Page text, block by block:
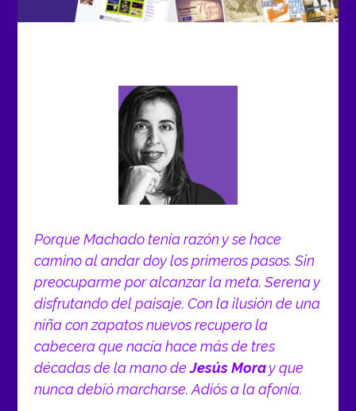
Porque Machado tenía razón y se hace
camino al andar doy los primeros pasos. Sin
preocuparme por alcanzar la meta. Serena y
disfrutando del paisaje. Con la ilusión de una
niña con zapatos nuevos recupero la
cabecera que nacía hace más de tres
décadas de la mano deJesús Moray que
nunca debió marcharse. Adiós a la afonía.